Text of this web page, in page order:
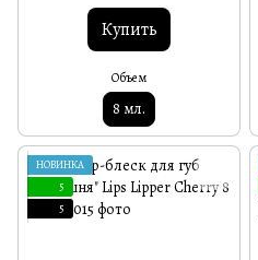
Купить
Объем
8 мл.
НОВИНКА
5
5